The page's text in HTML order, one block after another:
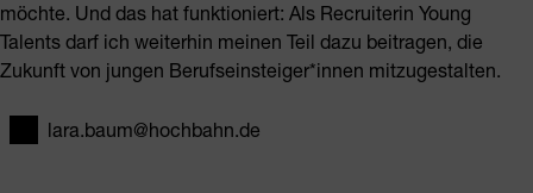
möchte. Und das hat funktioniert: Als Recruiterin Young
Talents darf ich weiterhin meinen Teil dazu beitragen, die
Zukunft von jungen Berufseinsteiger*innen mitzugestalten.
E-Mail
lara.baum@hochbahn.de